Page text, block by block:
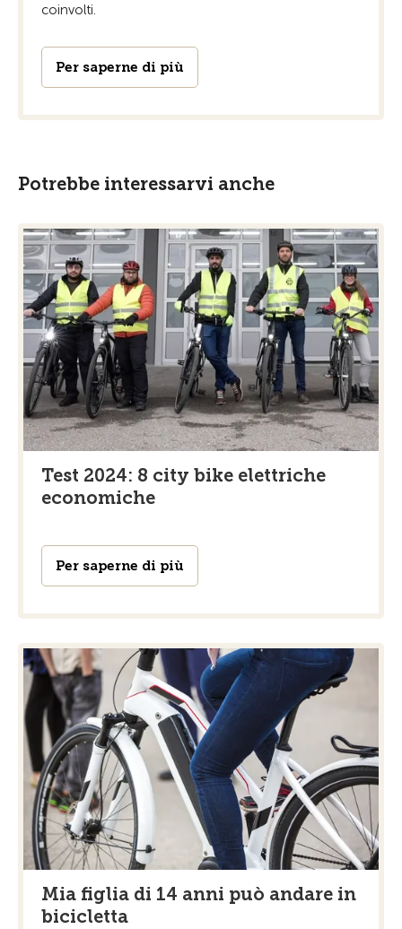
coinvolti.
Per saperne di più
Potrebbe interessarvi anche
Test 2024: 8 city bike elettriche
economiche
Per saperne di più
Mia figlia di 14 anni può andare in
bicicletta